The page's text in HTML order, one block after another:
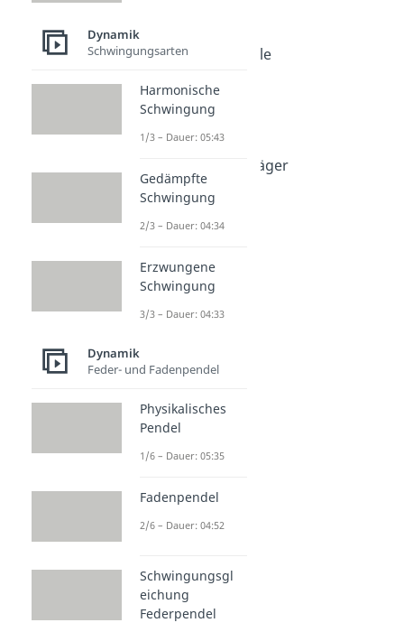
Perpetuum Mobile
Energiequellen
Dauer: 05:40
Energieträger
Dauer: 04:42
Fossile Energieträger
Dauer: 04:44
Dynamik
Schwingungsarten
Harmonische
Schwingung
1/3 – Dauer: 05:43
Gedämpfte
Schwingung
2/3 – Dauer: 04:34
Erzwungene
Schwingung
3/3 – Dauer: 04:33
Dynamik
Feder- und Fadenpendel
Physikalisches
Pendel
1/6 – Dauer: 05:35
Fadenpendel
2/6 – Dauer: 04:52
Schwingungsgl
eichung
Federpendel